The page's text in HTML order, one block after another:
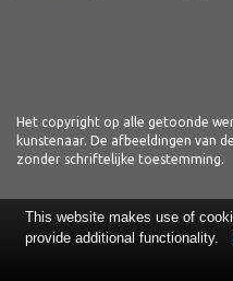
Het copyright op alle getoonde
kunstenaar. De afbeeldingen van
zonder schriftelijke toestemming.
This website makes use of
provide additional functionality.